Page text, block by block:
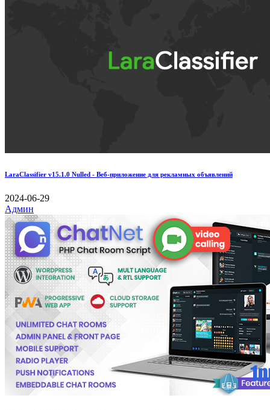
LaraClassifier v15.1.0 Nulled - Веб-приложение для рекламных объявлений
2024-06-29
Админ